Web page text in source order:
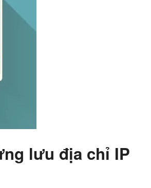
lưu địa chỉ IP